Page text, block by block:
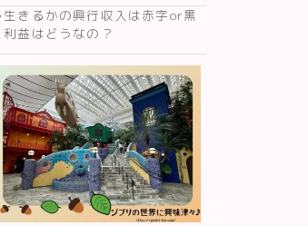
きるかの興行収入は赤字or黒
益はどうなの？